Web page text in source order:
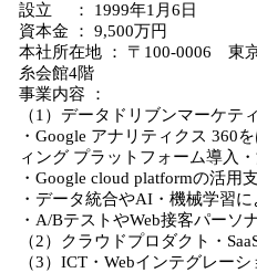
設立 ： 1999年1月6日
資本金 ： 9,500万円
本社所在地 ： 〒100-0006 東
糸会館4階
事業内容 ：
（1）データドリブンマーケテ
・Google アナリティクス 360
ィング プラットフォーム導入
・Google cloud platformの活用
・データ統合やAI・機械学習
・A/BテストやWeb接客パーソ
（2）クラウドプロダクト・
（3）ICT・Webインテグレーシ